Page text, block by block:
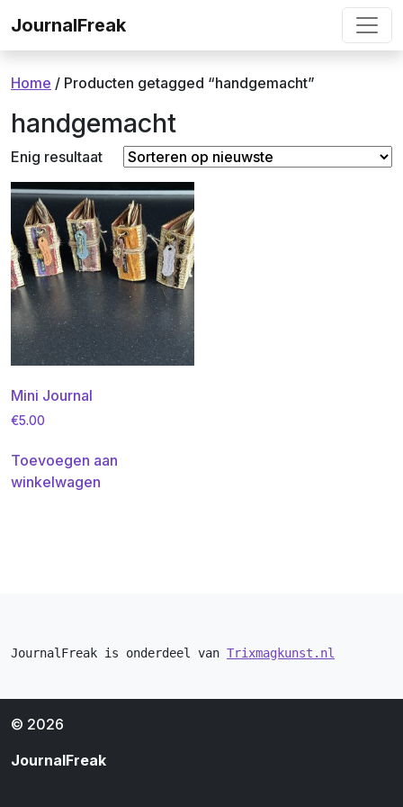
JournalFreak
Home / Producten getagged “handgemacht”
handgemacht
Enig resultaat
Mini Journal
€5.00
Toevoegen aan
winkelwagen
JournalFreak is onderdeel van Trixmagkunst.nl
© 2026
JournalFreak